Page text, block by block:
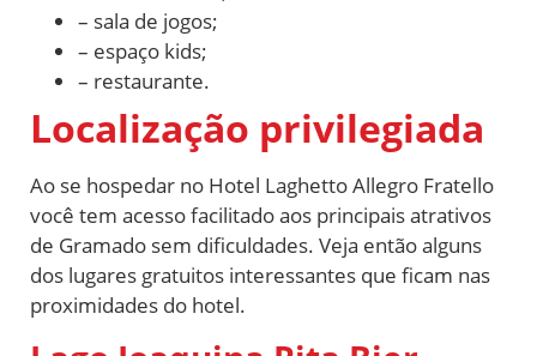
– sala de jogos;
– espaço kids;
– restaurante.
Localização privilegiada
Ao se hospedar no Hotel Laghetto Allegro Fratello
você tem acesso facilitado aos principais atrativos
de Gramado sem dificuldades. Veja então alguns
dos lugares gratuitos interessantes que ficam nas
proximidades do hotel.